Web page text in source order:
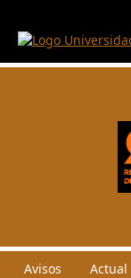
Avisos Actual